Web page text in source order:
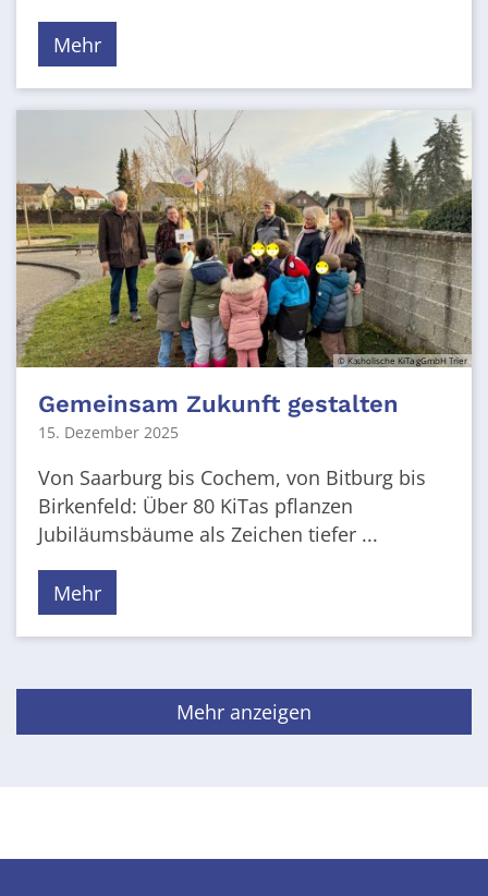
Mehr
© Katholische KiTa gGmbH Trier
Gemeinsam Zukunft gestalten
15. Dezember 2025
Von Saarburg bis Cochem, von Bitburg bis
Birkenfeld: Über 80 KiTas pflanzen
Jubiläumsbäume als Zeichen tiefer ...
Mehr
Mehr anzeigen